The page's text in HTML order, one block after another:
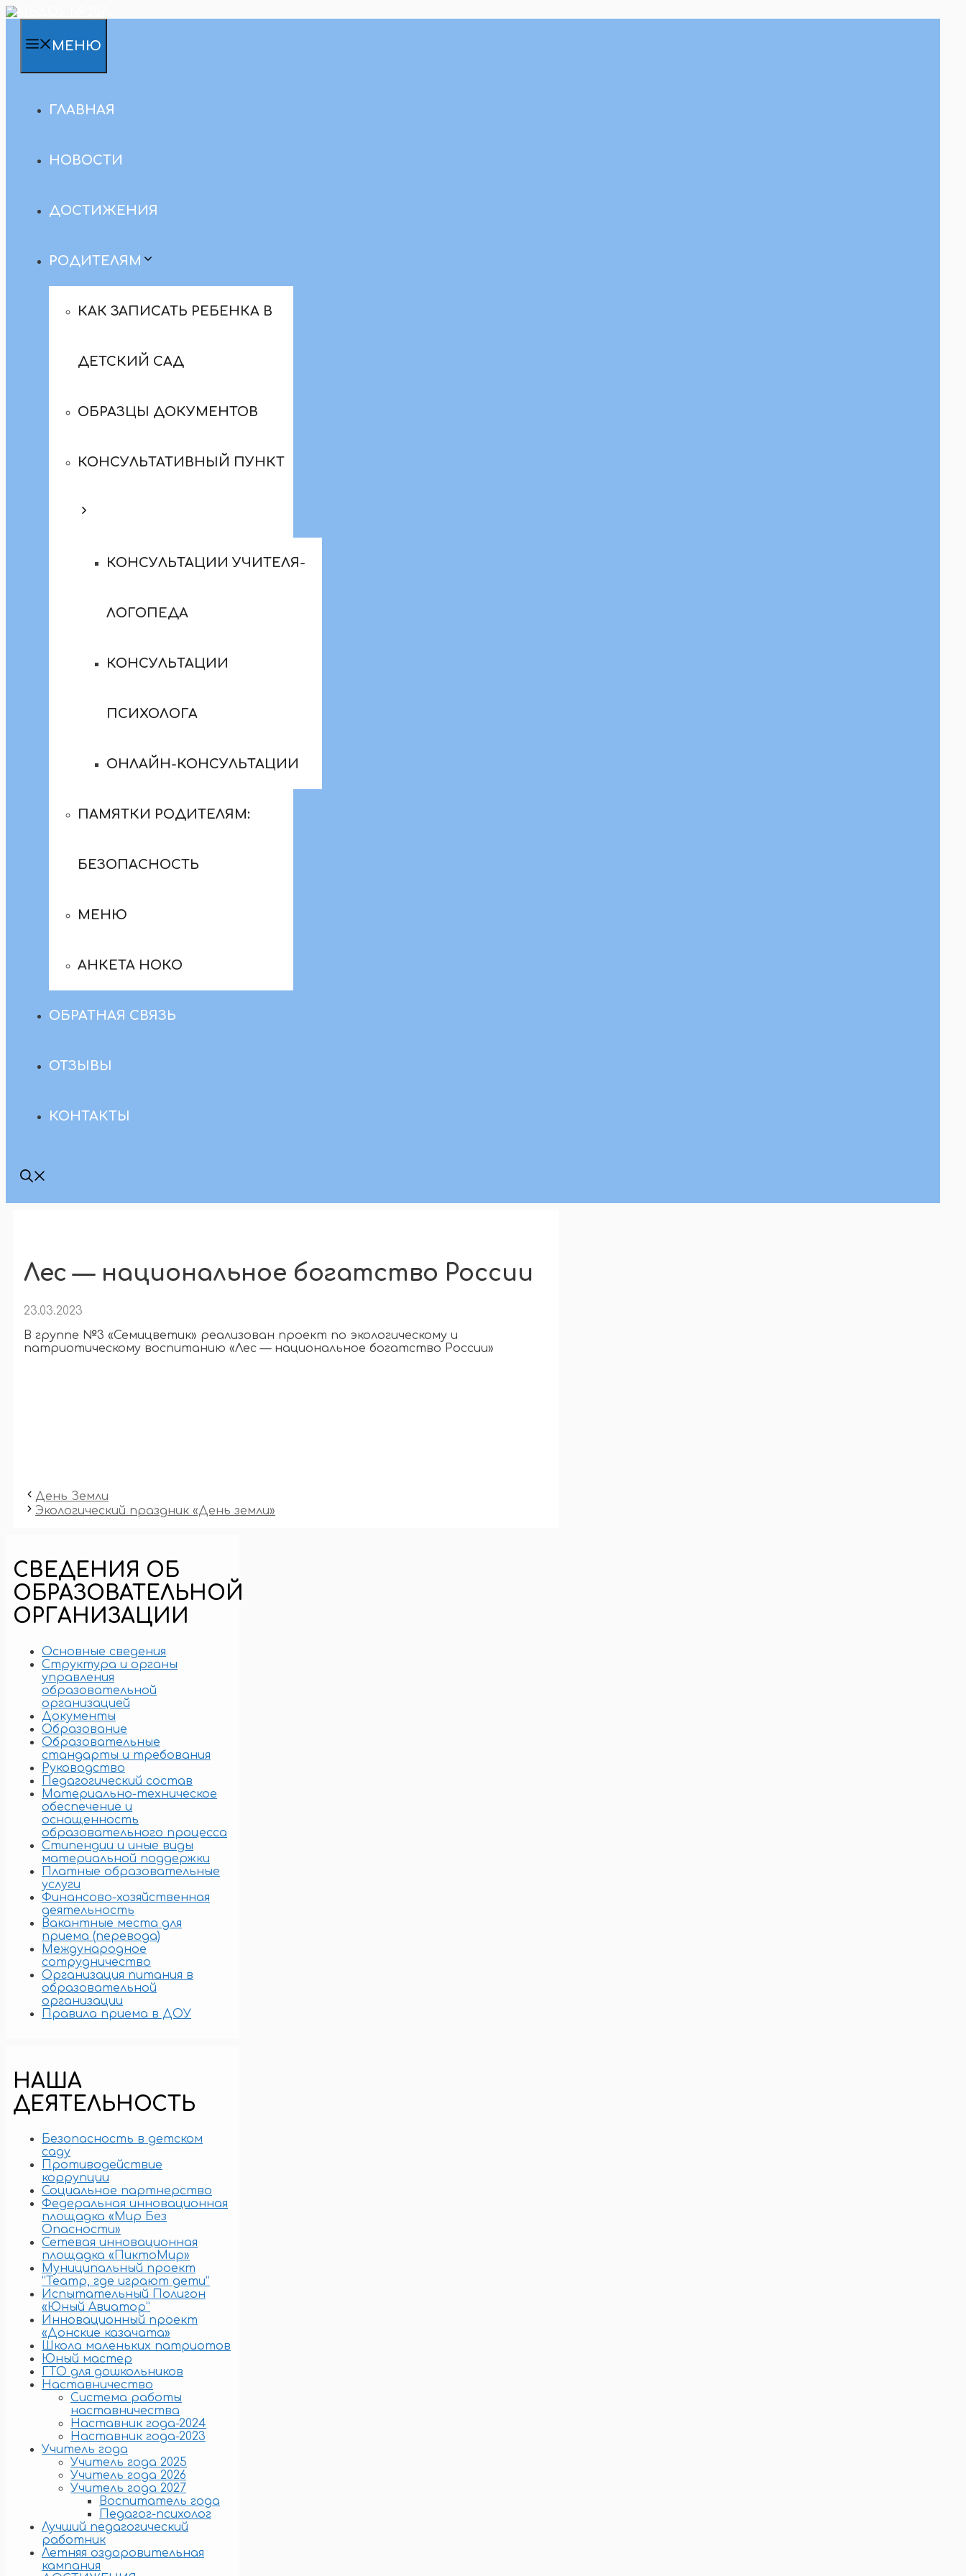
Перейти
содержимому
МЕНЮ
ГЛАВНАЯ
НОВОСТИ
ДОСТИЖЕНИЯ
РОДИТЕЛЯМ
КАК ЗАПИСАТЬ РЕБЕНКА В
ДЕТСКИЙ САД
ОБРАЗЦЫ ДОКУМЕНТОВ
КОНСУЛЬТАТИВНЫЙ ПУНКТ
КОНСУЛЬТАЦИИ УЧИТЕЛЯ-
ЛОГОПЕДА
КОНСУЛЬТАЦИИ
ПСИХОЛОГА
ОНЛАЙН-КОНСУЛЬТАЦИИ
ПАМЯТКИ РОДИТЕЛЯМ:
БЕЗОПАСНОСТЬ
МЕНЮ
АНКЕТА НОКО
ОБРАТНАЯ СВЯЗЬ
ОТЗЫВЫ
КОНТАКТЫ
Лес — национальное богатство России
23.03.2023
В группе №3 «Семицветик» реализован проект по экологическому и
патриотическому воспитанию «Лес — национальное богатство России»
День Земли
Экологический праздник «День земли»
СВЕДЕНИЯ ОБ
ОБРАЗОВАТЕЛЬНОЙ
ОРГАНИЗАЦИИ
Основные сведения
Структура и органы
управления
образовательной
организацией
Документы
Образование
Образовательные
стандарты и требования
Руководство
Педагогический состав
Материально-техническое
обеспечение и
оснащенность
образовательного процесса
Стипендии и иные виды
материальной поддержки
Платные образовательные
услуги
Финансово-хозяйственная
деятельность
Вакантные места для
приема (перевода)
Международное
сотрудничество
Организация питания в
образовательной
организации
Правила приема в ДОУ
НАША
ДЕЯТЕЛЬНОСТЬ
Безопасность в детском
саду
Противодействие
коррупции
Социальное партнерство
Федеральная инновационная
площадка «Мир Без
Опасности»
Сетевая инновационная
площадка «ПиктоМир»
Муниципальный проект
“Театр, где играют дети”
Испытательный Полигон
«Юный Авиатор”
Инновационный проект
«Донские казачата»
Школа маленьких патриотов
Юный мастер
ГТО для дошкольников
Наставничество
Система работы
наставничества
Наставник года-2024
Наставник года-2023
Учитель года
Учитель года 2025
Учитель года 2026
Учитель года 2027
Воспитатель года
Педагог-психолог
Лучший педагогический
работник
Летняя оздоровительная
кампания